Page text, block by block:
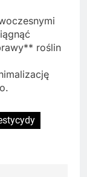
roślin